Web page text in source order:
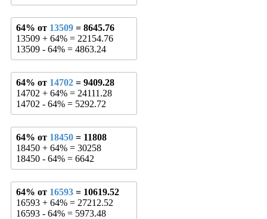
64% от 13509 = 8645.76
13509 + 64% = 22154.76
13509 - 64% = 4863.24
64% от 14702 = 9409.28
14702 + 64% = 24111.28
14702 - 64% = 5292.72
64% от 18450 = 11808
18450 + 64% = 30258
18450 - 64% = 6642
64% от 16593 = 10619.52
16593 + 64% = 27212.52
16593 - 64% = 5973.48